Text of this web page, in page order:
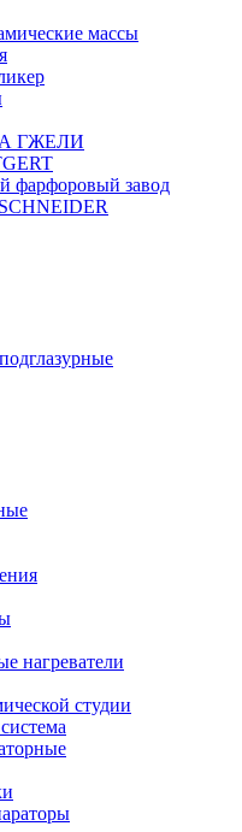
массы
ГЖЕЛИ
фарфоровый завод
нагреватели
студии